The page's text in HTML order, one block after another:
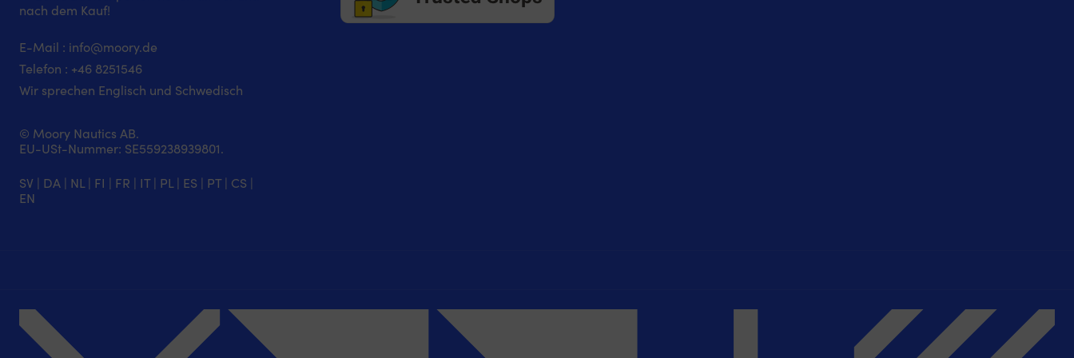
nach dem Kauf!
E-Mail : info@moory.de
Telefon : +46 8251546
Wir sprechen Englisch und Schwedisch
© Moory Nautics AB.
EU-USt-Nummer: SE559238939801.
SV | DA | NL| FI | FR | IT| PL| ES | PT| CS |
EN